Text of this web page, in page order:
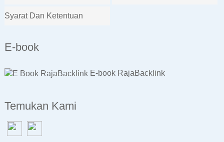
Syarat Dan Ketentuan
E-book
E-book RajaBacklink
Temukan Kami